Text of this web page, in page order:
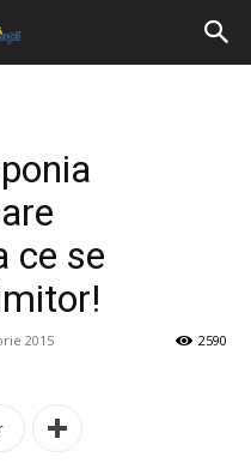
ce se
2015 2590